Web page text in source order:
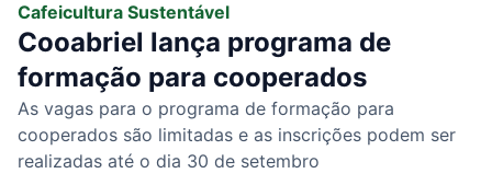
Cafeicultura Sustentável
Cooabriel lança programa de
formação para cooperados
As vagas para o programa de formação para
cooperados são limitadas e as inscrições podem ser
realizadas até o dia 30 de setembro